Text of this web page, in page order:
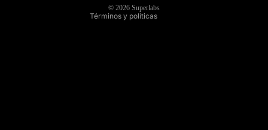
© 2026 Superlabs
Términos y políticas